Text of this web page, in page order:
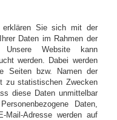
erklären Sie sich mit der
Daten im Rahmen der
Unsere Website kann
werden. Dabei werden
Seiten bzw. Namen der
zu statistischen Zwecken
diese Daten unmittelbar
Daten,
Mail-Adresse werden auf